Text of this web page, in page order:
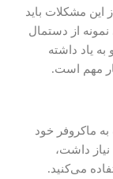
این مشکلات باید
از دستمال
یاد داشته
مهم است.
ماکروفر خود
داشت،
می‌کنید.